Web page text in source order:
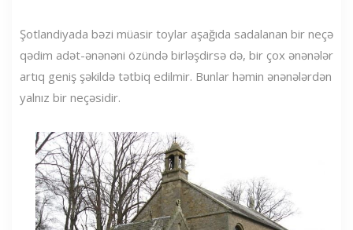
Şotlandiyada bəzi müasir toylar aşağıda sadalanan bir neçə
qədim adət-ənənəni özündə birləşdirsə də, bir çox ənənələr
artıq geniş şəkildə tətbiq edilmir. Bunlar həmin ənənələrdən
yalnız bir neçəsidir.